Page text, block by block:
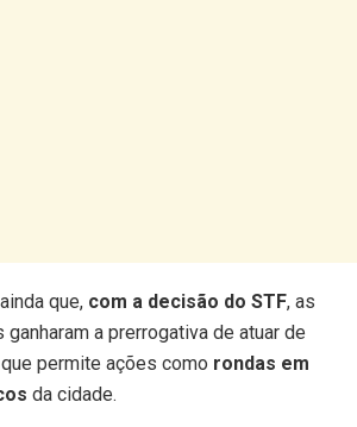
que, com a decisão do STF, as
ganharam a prerrogativa de atuar de
permite ações como rondas em
da cidade.